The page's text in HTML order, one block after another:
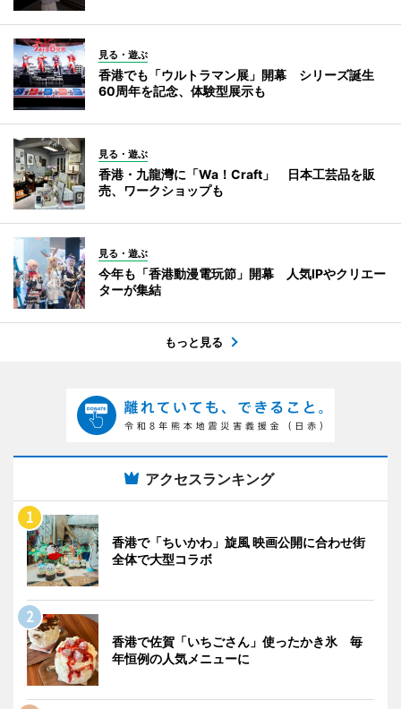
見る・遊ぶ
香港でも「ウルトラマン展」開幕 シリーズ誕生
60周年を記念、体験型展示も
見る・遊ぶ
香港・九龍灣に「Wa！Craft」 日本工芸品を販
売、ワークショップも
見る・遊ぶ
今年も「香港動漫電玩節」開幕 人気IPやクリエー
ターが集結
もっと見る
アクセスランキング
香港で「ちいかわ」旋風 映画公開に合わせ街
全体で大型コラボ
香港で佐賀「いちごさん」使ったかき氷 毎
年恒例の人気メニューに